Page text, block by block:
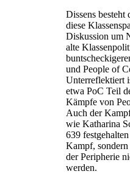
Dissens
diese
Diskussion um
alte
und People of
Unterreflektiert
etwa PoC Teil
Kämpfe von
Auch der
wie Katharina
639
Kampf,
der Peripherie
werden.